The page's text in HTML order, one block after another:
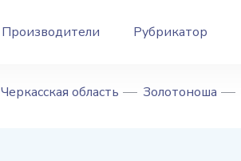
Производители Рубрикатор
Черкасская область Золотоноша